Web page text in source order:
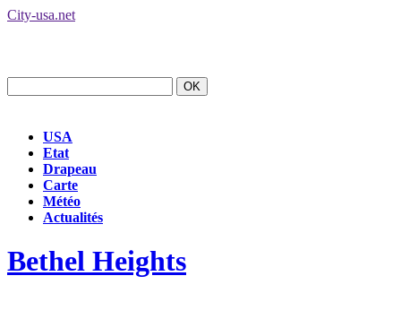
City-usa.net
USA
Etat
Drapeau
Carte
Météo
Actualités
Bethel Heights